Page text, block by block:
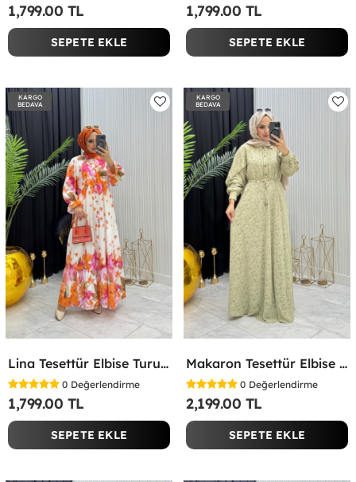
1,799.00 TL
SEPETE EKLE
1,799.00 TL
SEPETE EKLE
KARGO
BEDAVA
Lina Tesettür Elbise Turuncu Turuncu
0 Değerlendirme
1,799.00 TL
SEPETE EKLE
KARGO
BEDAVA
Makaron Tesettür Elbise Yeşil Yeşil
0 Değerlendirme
2,199.00 TL
SEPETE EKLE